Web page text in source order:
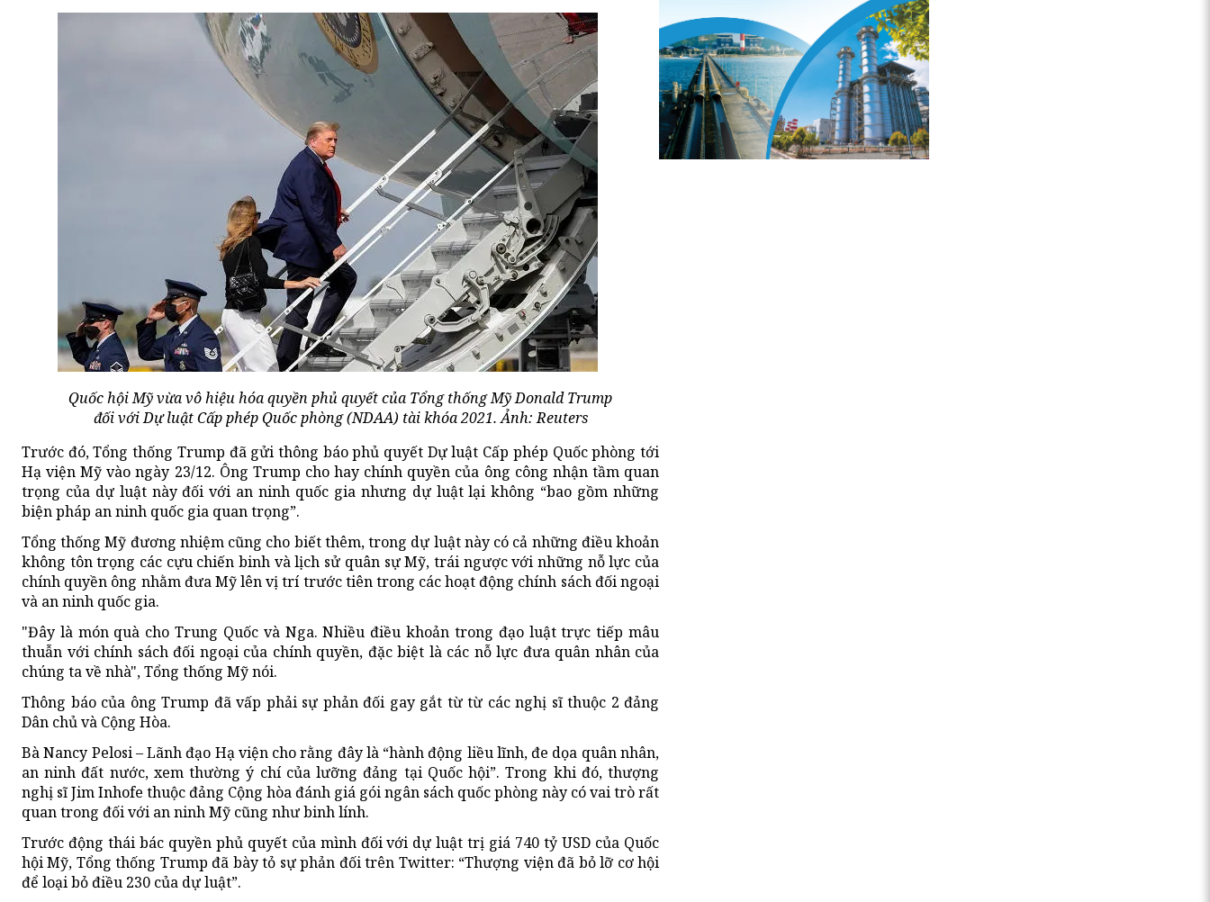
Quốc hội Mỹ vừa vô hiệu hóa quyền phủ quyết của Tổng thống Mỹ Donald Trump
đối với Dự luật Cấp phép Quốc phòng (NDAA) tài khóa 2021. Ảnh: Reuters
Trước đó, Tổng thống Trump đã gửi thông báo phủ quyết Dự luật Cấp phép Quốc phòng tới
Hạ viện Mỹ vào ngày 23/12. Ông Trump cho hay chính quyền của ông công nhận tầm quan
trọng của dự luật này đối với an ninh quốc gia nhưng dự luật lại không “bao gồm những
biện pháp an ninh quốc gia quan trọng”.
Tổng thống Mỹ đương nhiệm cũng cho biết thêm, trong dự luật này có cả những điều khoản
không tôn trọng các cựu chiến binh và lịch sử quân sự Mỹ, trái ngược với những nỗ lực của
chính quyền ông nhằm đưa Mỹ lên vị trí trước tiên trong các hoạt động chính sách đối ngoại
và an ninh quốc gia.
"Đây là món quà cho Trung Quốc và Nga. Nhiều điều khoản trong đạo luật trực tiếp mâu
thuẫn với chính sách đối ngoại của chính quyền, đặc biệt là các nỗ lực đưa quân nhân của
chúng ta về nhà", Tổng thống Mỹ nói.
Thông báo của ông Trump đã vấp phải sự phản đối gay gắt từ từ các nghị sĩ thuộc 2 đảng
Dân chủ và Cộng Hòa.
Bà Nancy Pelosi – Lãnh đạo Hạ viện cho rằng đây là “hành động liều lĩnh, đe dọa quân nhân,
an ninh đất nước, xem thường ý chí của lưỡng đảng tại Quốc hội”. Trong khi đó, thượng
nghị sĩ Jim Inhofe thuộc đảng Cộng hòa đánh giá gói ngân sách quốc phòng này có vai trò rất
quan trong đối với an ninh Mỹ cũng như binh lính.
Trước động thái bác quyền phủ quyết của mình đối với dự luật trị giá 740 tỷ USD của Quốc
hội Mỹ, Tổng thống Trump đã bày tỏ sự phản đối trên Twitter: “Thượng viện đã bỏ lỡ cơ hội
để loại bỏ điều 230 của dự luật”.